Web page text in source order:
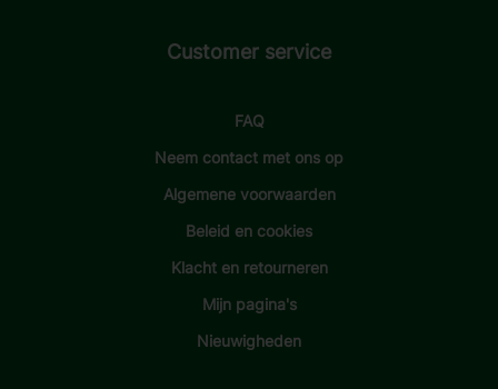
Customer service
FAQ
Neem contact met ons op
Algemene voorwaarden
Beleid en cookies
Klacht en retourneren
Mijn pagina's
Nieuwigheden